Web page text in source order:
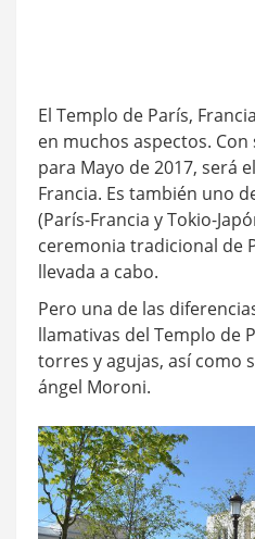
El Templo de París,
en muchos aspectos.
para Mayo de 2017, será
Francia. Es también uno
(París-Francia y Tokio-
ceremonia tradicional de
llevada a cabo.
Pero una de las
llamativas del Templo de
torres y agujas, así como
ángel Moroni.